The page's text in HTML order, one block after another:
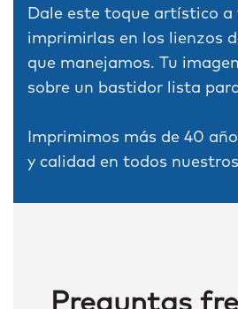
Dale este toque artístico a
imprimirlas en los lienzos
que manejamos. Tu
sobre un bastidor lista
Imprimimos más de 40
y calidad en todos